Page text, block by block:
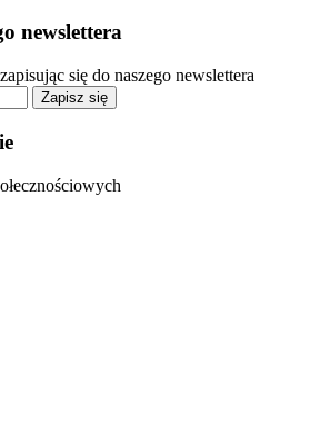
newslettera
się do naszego newslettera
Zapisz się